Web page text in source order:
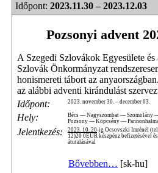
Időpont: 2023.11.30 – 2023.12.03
Pozsonyi advent
A Szegedi Szlovákok Egyesülete és
Szlovák Önkormányzat
honismereti tábort az
az alábbi adventi kirándulást
Időpont:
2023. november 30. – december 03.
Hely:
Bécs — Nagyszombat — Szomolány
Pozsony — Köpcsény —
Jelentkezés: 2023. 10. 20-ig Ocsovszki Imrénél
12)20 0EUR készpénz befizetésével
átutalásával
Bővebben… [sk-hu]